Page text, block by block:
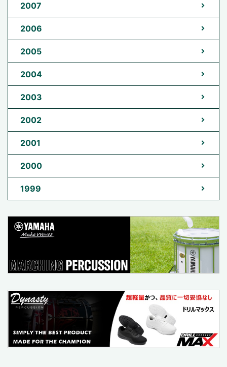
2007
2006
2005
2004
2003
2002
2001
2000
1999